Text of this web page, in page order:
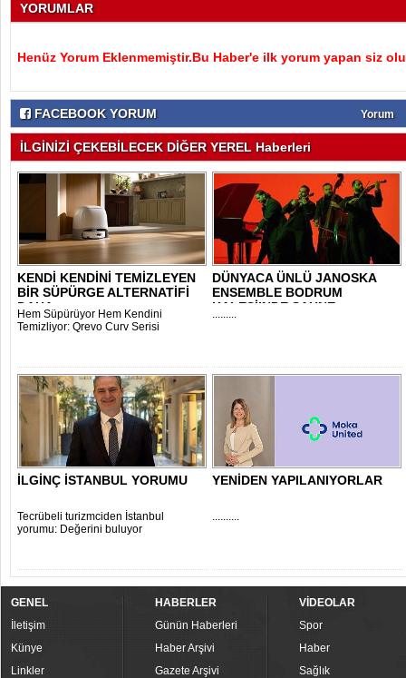
YORUMLAR
Henüz Yorum Eklenmemiştir.Bu Haber'e ilk yorum yapan siz
FACEBOOK YORUM Yorum
İLGİNİZİ ÇEKEBİLECEK DİĞER YEREL Haberleri
KENDİ KENDİNİ TEMİZLEYEN
BİR SÜPÜRGE ALTERNATİFİ
DAHA..
Hem Süpürüyor Hem Kendini
Temizliyor: Qrevo Curv Serisi
DÜNYACA ÜNLÜ JANOSKA
ENSEMBLE BODRUM
KALESİ’NDE SAHNE
ALACAK..
.........
İLGİNÇ İSTANBUL YORUMU
Tecrübeli turizmciden İstanbul
yorumu: Değerini buluyor
YENİDEN YAPILANIYORLAR
..........
GENEL
İletişim
Künye
Linkler
HABERLER
Günün Haberleri
Haber Arşivi
Gazete Arşivi
VİDEOLAR
Spor
Haber
Sağlık